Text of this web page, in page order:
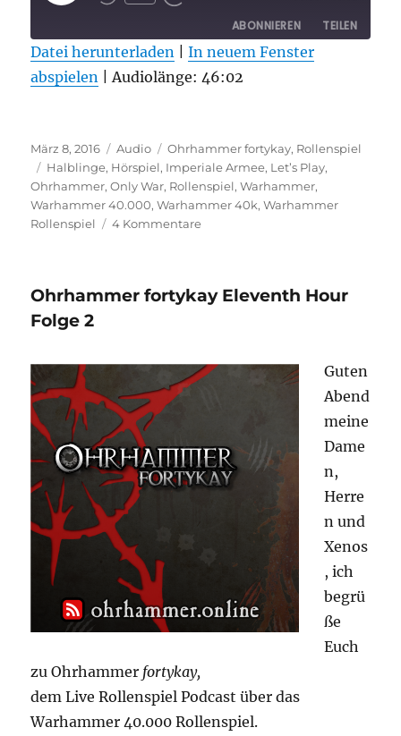
EPISODE
ABONNIEREN TEILEN
RSS FEED
TEILEN
EMBED
Datei herunterladen |In neuem Fenster
abspielen |Audiolänge: 46:02
Veröffentlicht
am
März 8, 2016 Format
Audio Kategorien
Ohrhammer fortykay, Rollenspiel
Schlagwörter
Halblinge, Hörspiel, Imperiale Armee, Let’s Play,
Ohrhammer,Only War, Rollenspiel,Warhammer,
Warhammer 40.000,Warhammer 40k,Warhammer
Rollenspiel
4 Kommentarezu
Hour
Ohrhammer fortykay Eleventh Hour
Folge 2
Guten
Abend
meine
Dame
n,
Herre
n und
Xenos
, ich
begrü
ße
Euch
zu Ohrhammer fortykay,
dem Live Rollenspiel Podcast über das
Warhammer 40.000 Rollenspiel.